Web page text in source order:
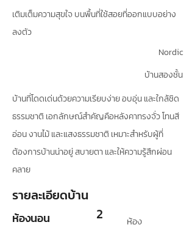
เติมเต็มความสุขใจ บนพื้นที่ใช้สอยที่ออกแบบอย่าง
ลงตัว
Nordic
บ้านสองชั้น
บ้านที่โดดเด่นด้วยความเรียบง่าย อบอุ่น และใกล้ชิด
ธรรมชาติ เอกลักษณ์สำคัญคือหลังคาทรงจั่ว โทนสี
อ่อน งานไม้ และแสงธรรมชาติ เหมาะสำหรับผู้ที่
ต้องการบ้านน่าอยู่ สบายตา และให้ความรู้สึกผ่อน
คลาย
รายละเอียดบ้าน
ห้องนอน
2
ห้อง